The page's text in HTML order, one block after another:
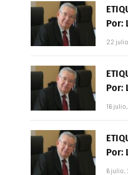
Por:
22
Por:
16
Por:
6 julio,